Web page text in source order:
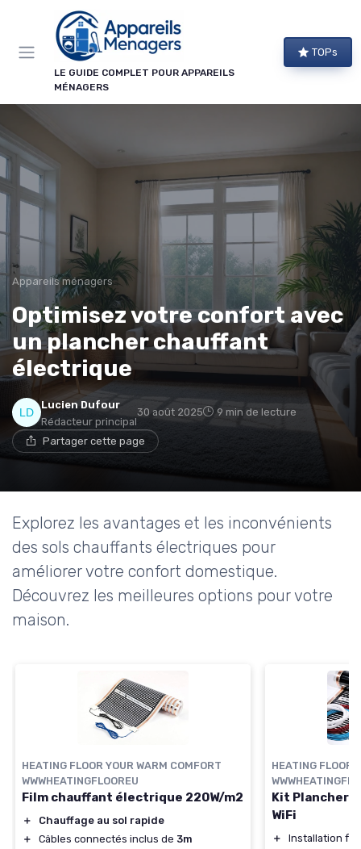
LE GUIDE COMPLET POUR APPAREILS
MÉNAGERS
TOPs
Appareils ménagers
Optimisez votre confort avec
un plancher chauffant
électrique
Lucien Dufour
Rédacteur principal
30 août 2025 9 min de lecture
Partager cette page
Explorez les avantages et les inconvénients
des sols chauffants électriques pour
améliorer votre confort domestique.
Découvrez les meilleures options pour votre
maison.
HEATING FLOOR YOUR WARM COMFORT
WWWHEATINGFLOOREU
Film chauffant électrique 220W/m2
＋
Chauffage au sol rapide
＋
Câbles connectés inclus de 3m
HEATING FLOOR
Kit Plancher
WiFi
＋
Installation
→ Je m'abonne
* En m'inscrivant, j'accepte de recevoir la newsletter
d'Appareils Ménagers et les offres de ses partenaires.
Panneau de gestion des cookies